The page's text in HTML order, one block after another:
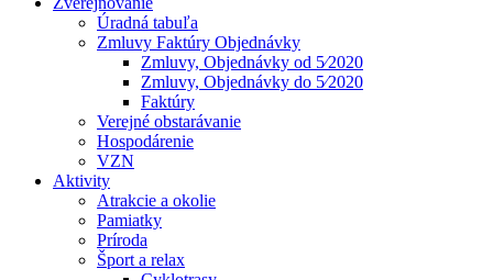
Úradná tabuľa
Zmluvy Faktúry Objednávky
Zmluvy, Objednávky od 5⁄2020
Zmluvy, Objednávky do 5⁄2020
Faktúry
Verejné obstarávanie
Hospodárenie
VZN
Aktivity
Atrakcie a okolie
Pamiatky
Príroda
Šport a relax